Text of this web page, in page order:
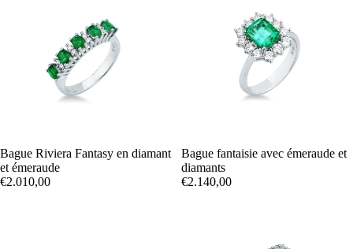
Bague Riviera Fantasy en diamant
et émeraude
€2.010,00
Bague fantaisie avec émeraude et
diamants
€2.140,00